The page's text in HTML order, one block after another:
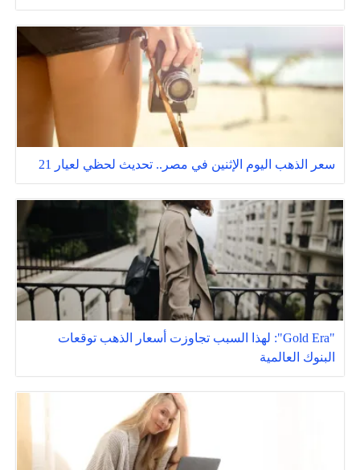
سعر الذهب اليوم الإثنين في مصر.. تحديث لحظي لعيار 21
"Gold Era": لهذا السبب تجاوزت أسعار الذهب توقعات
البنوك العالمية